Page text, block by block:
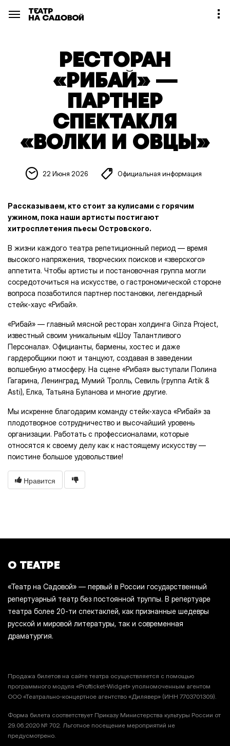
РЕСТОРАН
«РИБАЙ» —
ПАРТНЕР
СПЕКТАКЛЯ
«ВОЛКИ И ОВЦЫ»
22 Июня 2026 Официальная информация
Рассказываем, кто стоит за кулисами с горячим
ужином, пока наши артисты постигают
хитросплетения пьесы Островского.
В жизни каждого театра репетиционный период — время
высокого напряжения, творческих поисков и «зверского»
аппетита. Чтобы артисты и постановочная группа могли
сосредоточиться на искусстве, о гастрономической стороне
вопроса позаботился партнер постановки, легендарный
стейк‑хаус «Рибай».
«Рибай» — главный мясной ресторан холдинга Ginza Project,
известный своим уникальным «Шоу Талантливого
Персонала». Официанты, бармены, хостес и даже
гардеробщики поют и танцуют, создавая в заведении
волшебную атмосферу. На сцене «Рибая» выступали Полина
Гагарина, Ленинград, Мумий Тролль, Севиль (группа Artik &
Asti), Елка, Татьяна Буланова и многие другие.
Мы искренне благодарим команду стейк-хауса «Рибай» за
плодотворное сотрудничество и высочайший уровень
организации. Работать с профессионалами, которые
относятся к своему делу как к настоящему искусству —
поистине большое удовольствие!
Нравится
О ТЕАТРЕ
«Театр на Садовой» — первый в России государственный
репертуарный театр без постоянной труппы. В репертуаре
театра более 20-ти спектаклей, как признанные шедевры
русской и мировой литературы, так и современная
драматургия.
Продажа билетов на сайте театра осуществляется с помощью
программного модуля «Profticket-Widget» уполномоченным агентом
ООО «Театрально-концертное агентство «Дилявер» (ИНН 7703701309).
Форма билета соответствует Приказу Министерства культуры России от
29.06.2020 № 702. Льготное посещение мероприятий не
предусмотрено.